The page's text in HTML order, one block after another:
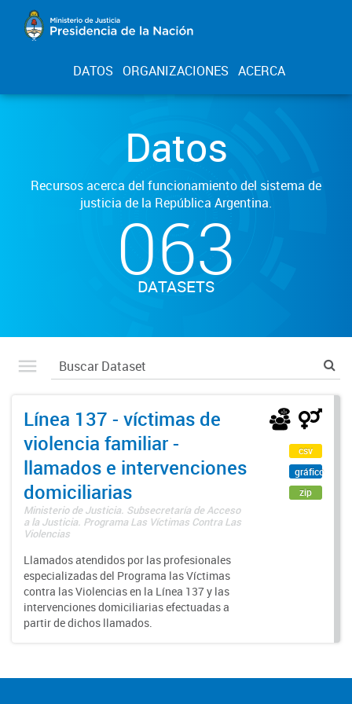
DATOS ORGANIZACIONES ACERCA
Datos
Recursos acerca del funcionamiento del sistema de
justicia de la República Argentina.
063
DATASETS
Línea 137 - víctimas de
violencia familiar -
llamados e intervenciones
domiciliarias
Ministerio de Justicia. Subsecretaría de Acceso
a la Justicia. Programa Las Víctimas Contra Las
Violencias
Llamados atendidos por las profesionales
especializadas del Programa las Víctimas
contra las Violencias en la Línea 137 y las
intervenciones domiciliarias efectuadas a
partir de dichos llamados.
csv
gráfico
zip